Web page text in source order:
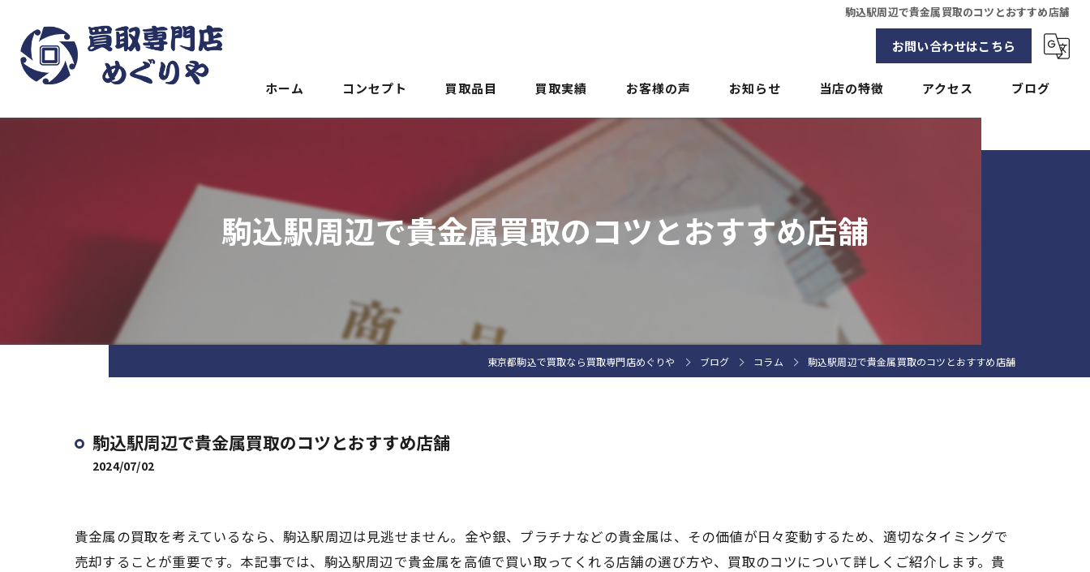
駒込駅周辺で貴金属買取のコツとおすすめ店舗
お問い合わせはこちら
ホーム コンセプト 買取品目 買取実績 お客様の声 お知らせ 当店の特徴
バッグ
アクセサリー
時計
アクセス ブログ
駒込駅周辺で貴金属買取のコツとおすすめ店舗
東京都駒込で買取なら買取専門店めぐりや ブログ コラム 駒込駅周辺で貴金属買取のコツとおすすめ店舗
駒込駅周辺で貴金属買取のコツとおすすめ店舗
2024/07/02
貴金属の買取を考えているなら、駒込駅周辺は見逃せません。金や銀、プラチナなどの貴金属は、その価値が日々変動するため、適切なタイミングで
売却することが重要です。本記事では、駒込駅周辺で貴金属を高値で買い取ってくれる店舗の選び方や、買取のコツについて詳しくご紹介します。貴